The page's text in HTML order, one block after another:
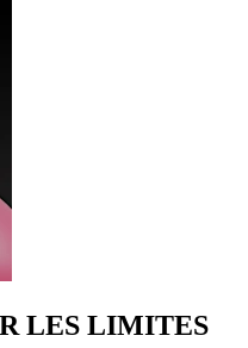
LES LIMITES